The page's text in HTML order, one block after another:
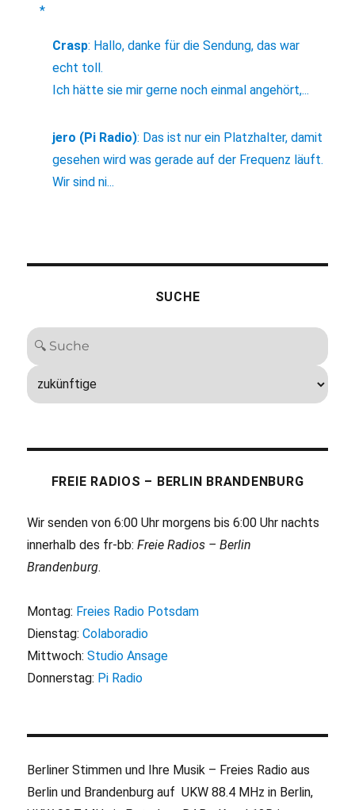
*
Crasp: Hallo, danke für die Sendung, das war
echt toll.
Ich hätte sie mir gerne noch einmal angehört,...
jero (Pi Radio): Das ist nur ein Platzhalter, damit
gesehen wird was gerade auf der Frequenz läuft.
Wir sind ni...
SUCHE
FREIE RADIOS – BERLIN BRANDENBURG
Wir senden von 6:00 Uhr morgens bis 6:00 Uhr nachts
innerhalb des fr-bb:Freie Radios – Berlin
Brandenburg.
Montag: Freies Radio Potsdam
Dienstag:Colaboradio
Mittwoch:Studio Ansage
Donnerstag: Pi Radio
Berliner Stimmen und Ihre Musik – Freies Radio aus
Berlin und Brandenburg auf UKW 88.4 MHz in Berlin,